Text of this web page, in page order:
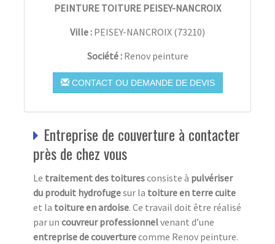
PEINTURE TOITURE PEISEY-NANCROIX
Ville : PEISEY-NANCROIX (73210)
Société : Renov peinture
CONTACT OU DEMANDE DE DEVIS
Entreprise de couverture à contacter
près de chez vous
Le traitement des toituresconsiste à pulvériser
du produit hydrofugesur la toiture en terre cuite
et la toiture en ardoise. Ce travail doit être réalisé
par un couvreur professionnelvenant d’une
entreprise de couverturecomme Renov peinture.